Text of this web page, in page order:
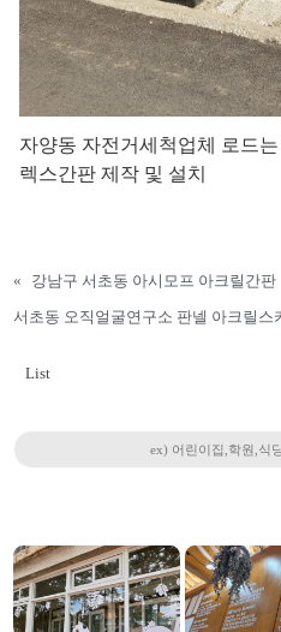
자양동 자전거세척업체 로드
렉스간판 제작 및 설치
«
강남구 서초동 아시모프 아크릴간판
서초동 오직얼굴연구소 판넬 아크릴스
List